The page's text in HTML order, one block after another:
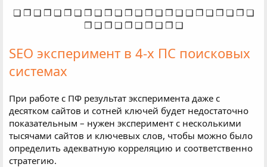
❏ ❐ ❑ ❒ ❏ ❐ ❏ ❐ ❑ ❒ ❏ ❐ ❑ ❒ ❑ ❒ ❑ ❏ ❐ ❑ ❒ ❏ ❐ ❏
❐ ❑ ❒ ❏ ❐ ❑ ❒ ❑ ❒ ❑​
SEO эксперимент в 4-х ПС поисковых
системах
При работе с ПФ результат эксперимента даже с
десятком сайтов и сотней ключей будет недостаточно
показательным – нужен эксперимент с несколькими
тысячами сайтов и ключевых слов, чтобы можно было
определить адекватную корреляцию и соответственно
стратегию.